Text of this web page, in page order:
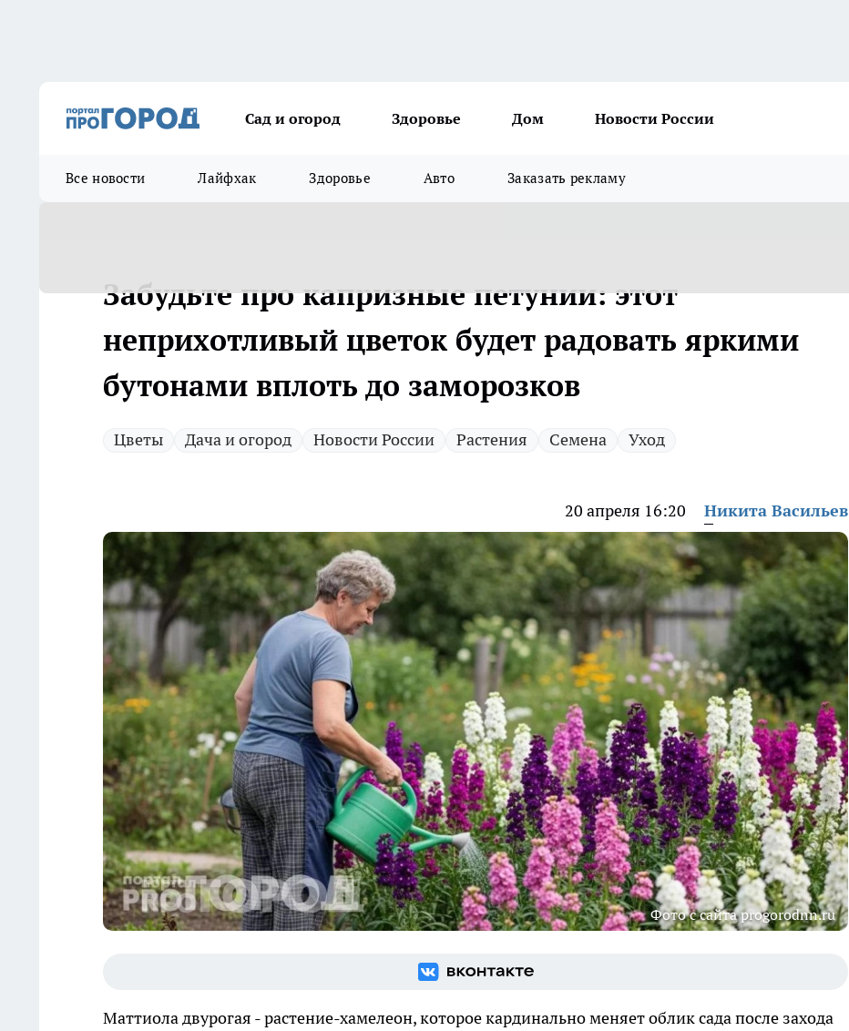
Сад и огород Здоровье Дом Новости России
Все новости Лайфхак Здоровье Авто Заказать рекламу
Забудьте про капризные петунии: этот
неприхотливый цветок будет радовать яркими
бутонами вплоть до заморозков
Цветы Дача и огород Новости России Растения Семена Уход
20 апреля 16:20 Никита Васильев
Фото с сайта progorodnn.ru
Маттиола двурогая - растение-хамелеон, которое кардинально меняет облик сада после захода